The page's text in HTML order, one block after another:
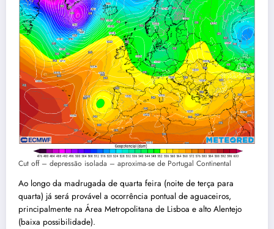
Cut off – depressão isolada – aproxima-se de Portugal Continental
Ao longo da madrugada de quarta feira (noite de terça para
quarta) já será provável a ocorrência pontual de aguaceiros,
principalmente na Área Metropolitana de Lisboa e alto Alentejo
(baixa possibilidade).